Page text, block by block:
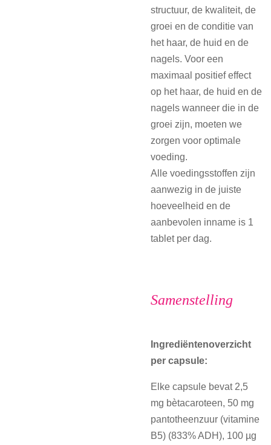
structuur, de kwaliteit, de
groei en de conditie van
het haar, de huid en de
nagels. Voor een
maximaal positief effect
op het haar, de huid en de
nagels wanneer die in de
groei zijn, moeten we
zorgen voor optimale
voeding.
Alle voedingsstoffen zijn
aanwezig in de juiste
hoeveelheid en de
aanbevolen inname is 1
tablet per dag.
Samenstelling
Ingrediëntenoverzicht
per capsule:
Elke capsule bevat 2,5
mg bètacaroteen, 50 mg
pantotheenzuur (vitamine
B5) (833% ADH), 100 µg